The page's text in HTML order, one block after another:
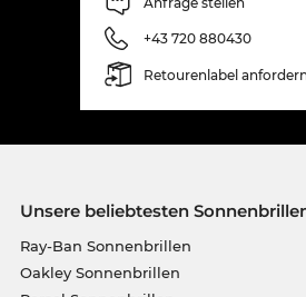
+43 720 880430
Retourenlabel
Unsere beliebtesten
Ray-Ban Sonnenbrillen
Oakley Sonnenbrillen